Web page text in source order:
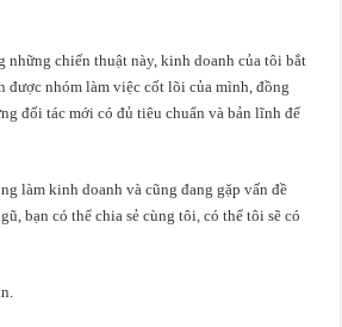
những chiến thuật này, kinh doanh của tôi bắt
được nhóm làm việc cốt lõi của mình, đồng
đối tác mới có đủ tiêu chuẩn và bản lĩnh để
làm kinh doanh và cũng đang gặp vấn đề
bạn có thể chia sẻ cùng tôi, có thể tôi sẽ có